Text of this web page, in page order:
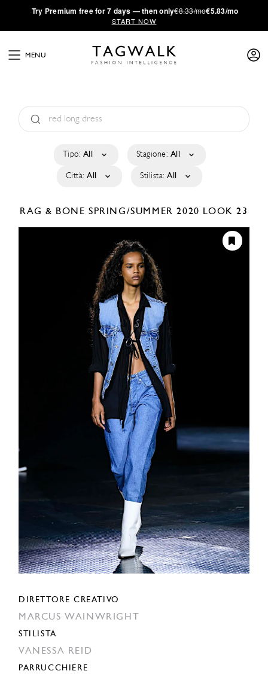
·Try Premium free for 7 days — then only€8.33/mo€5.83/mo
START NOW
MENU
Tipo: All Stagione: All
Città: All Stilista: All
RAG & BONE SPRING/SUMMER 2020 LOOK 23
DIRETTORE CREATIVO
MARCUS WAINWRIGHT
STILISTA
VANESSA REID
PARRUCCHIERE